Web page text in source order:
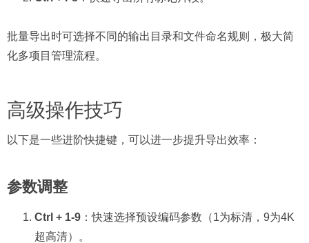
批量导出时可选择不同的输出目录和文件命名规则，极大简
化多项目管理流程。
高级操作技巧
以下是一些进阶快捷键，可以进一步提升导出效率：
参数调整
Ctrl + 1-9 ：快速选择预设编码参数（1为标清，9为4K
超高清）。